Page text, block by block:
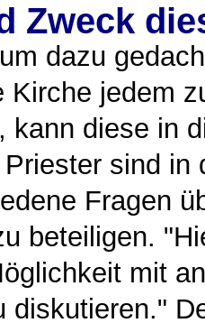
Zweck
dazu
Kirche jedem
kann diese in
sind in
Fragen
beteiligen.
mit
diskutieren."